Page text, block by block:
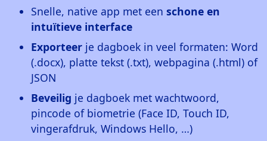
Snelle, native app met een schone en
intuïtieve interface
Exporteer je dagboek in veel formaten: Word
(.docx), platte tekst (.txt), webpagina (.html) of
JSON
Beveilig je dagboek met wachtwoord,
pincode of biometrie (Face ID, Touch ID,
vingerafdruk, Windows Hello, …)